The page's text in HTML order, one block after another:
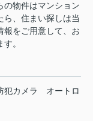
の物件はマンション
ら、住まい探しは当
報をご用意して、お
。
犯カメラ
オートロ